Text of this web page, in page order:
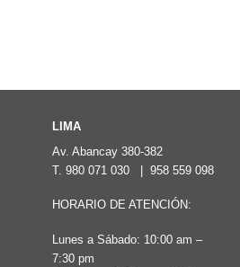
LIMA
Av. Abancay 380-382
T. 980 071 030 958 559 098
HORARIO DE ATENCIÓN:
Lunes a Sábado: 10:00 am –
7:30 pm